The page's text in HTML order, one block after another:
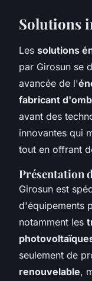
Solutions
Les solutions
par Girosun se
avancée de l'
fabricant
avant des
innovantes qui
tout en offrant
Présentation
Girosun est
d'équipements
notamment les
seulement de
renouvelable,